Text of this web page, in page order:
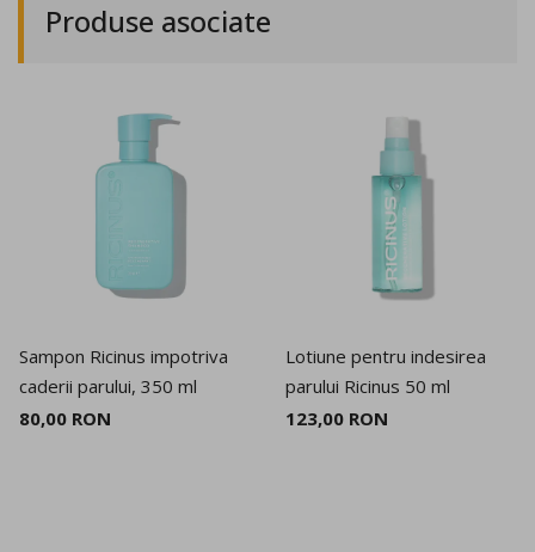
Produse asociate
Sampon Ricinus impotriva
caderii parului, 350 ml
80,00 RON
Lotiune pentru indesirea
parului Ricinus 50 ml
123,00 RON